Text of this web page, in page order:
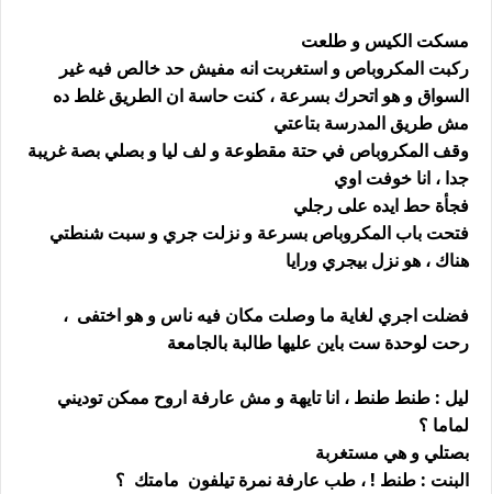
مسكت الكيس و طلعت
ركبت المكروباص و استغربت انه مفيش حد خالص فيه غير
السواق و هو اتحرك بسرعة ، كنت حاسة ان الطريق غلط ده
مش طريق المدرسة بتاعتي
وقف المكروباص في حتة مقطوعة و لف ليا و بصلي بصة غريبة
جدا ، انا خوفت اوي
فجأة حط ايده على رجلي
فتحت باب المكروباص بسرعة و نزلت جري و سبت شنطتي
هناك ، هو نزل بيجري ورايا
فضلت اجري لغاية ما وصلت مكان فيه ناس و هو اختفى ،
رحت لوحدة ست باين عليها طالبة بالجامعة
ليل : طنط طنط ، انا تايهة و مش عارفة اروح ممكن توديني
لماما ؟
بصتلي و هي مستغربة
البنت : طنط ! ، طب عارفة نمرة تيلفون مامتك ؟